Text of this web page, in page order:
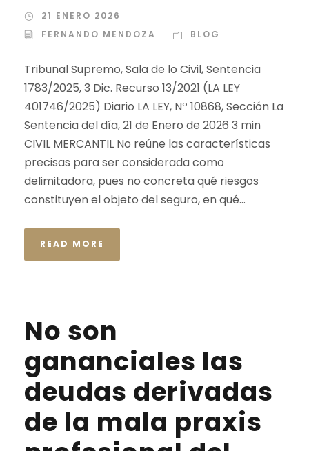
21 ENERO 2026
FERNANDO MENDOZA
BLOG
Tribunal Supremo, Sala de lo Civil, Sentencia
1783/2025, 3 Dic. Recurso 13/2021 (LA LEY
401746/2025) Diario LA LEY, Nº 10868, Sección La
Sentencia del día, 21 de Enero de 2026 3 min
CIVIL MERCANTIL No reúne las características
precisas para ser considerada como
delimitadora, pues no concreta qué riesgos
constituyen el objeto del seguro, en qué...
READ MORE
No son
gananciales las
deudas derivadas
de la mala praxis